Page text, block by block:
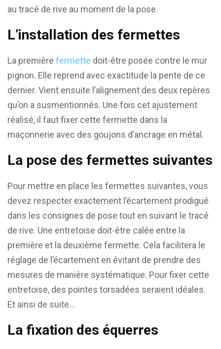
au tracé de rive au moment de la pose.
L’installation des fermettes
La première fermette doit-être posée contre le mur
pignon. Elle reprend avec exactitude la pente de ce
dernier. Vient ensuite l’alignement des deux repères
qu’on a susmentionnés. Une fois cet ajustement
réalisé, il faut fixer cette fermette dans la
maçonnerie avec des goujons d’ancrage en métal.
La pose des fermettes suivantes
Pour mettre en place les fermettes suivantes, vous
devez respecter exactement l’écartement prodigué
dans les consignes de pose tout en suivant le tracé
de rive. Une entretoise doit-être calée entre la
première et la deuxième fermette. Cela facilitera le
réglage de l’écartement en évitant de prendre des
mesures de manière systématique. Pour fixer cette
entretoise, des pointes torsadées seraient idéales.
Et ainsi de suite…
La fixation des équerres